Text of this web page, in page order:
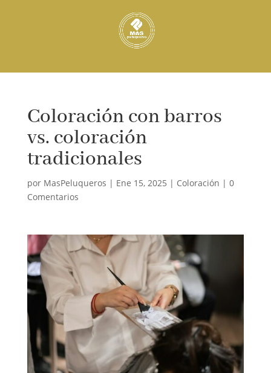
Coloración con barros
vs. coloración
tradicionales
por MasPeluqueros | Ene 15, 2025 | Coloración | 0
Comentarios